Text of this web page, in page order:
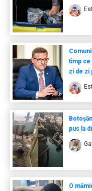
timp ce
zi de zi
pus la
O